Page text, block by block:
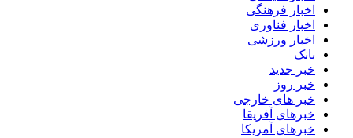
اخبار فرهنگی
اخبار فناوری
اخبار ورزشی
بانک
خبر جدید
خبر روز
خبر های خارجی
خبرهای آفریقا
خبرهای آمریکا